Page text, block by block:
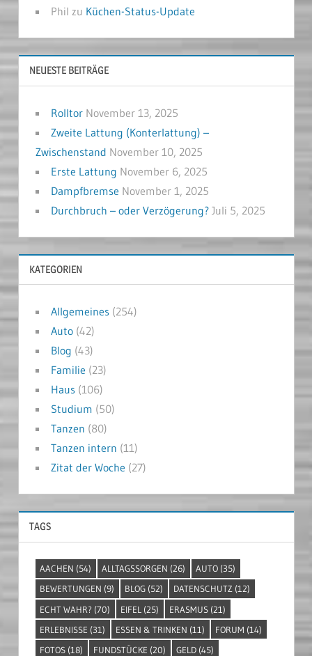
Phil zu Küchen-Status-Update
NEUESTE BEITRÄGE
Rolltor November 13, 2025
Zweite Lattung (Konterlattung) –
Zwischenstand November 10, 2025
Erste Lattung November 6, 2025
Dampfbremse November 1, 2025
Durchbruch – oder Verzögerung? Juli 5, 2025
KATEGORIEN
Allgemeines(254)
Auto(42)
Blog (43)
Familie (23)
Haus(106)
Studium (50)
Tanzen (80)
Tanzen intern (11)
Zitat der Woche (27)
TAGS
AACHEN (54) ALLTAGSSORGEN (26) AUTO (35)
BEWERTUNGEN (9) BLOG (52) DATENSCHUTZ (12)
ECHT WAHR? (70) EIFEL (25) ERASMUS (21)
ERLEBNISSE (31) ESSEN & TRINKEN (11) FORUM (14)
FOTOS (18) FUNDSTÜCKE (20) GELD (45)